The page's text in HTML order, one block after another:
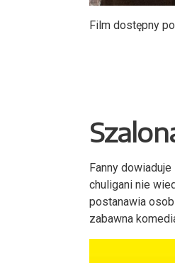
Film dostępny
Fanny
chuligani nie
postanawia
zabawna